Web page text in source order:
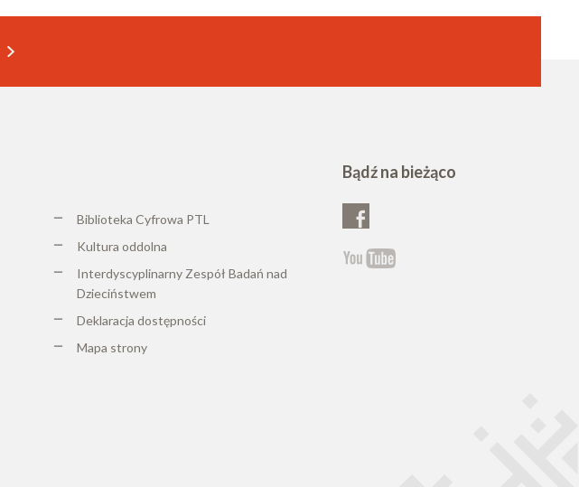
Biblioteka Cyfrowa PTL
Kultura oddolna
Interdyscyplinarny Zespół Badań nad
Dzieciństwem
Deklaracja dostępności
Mapa strony
Bądź na bieżąco